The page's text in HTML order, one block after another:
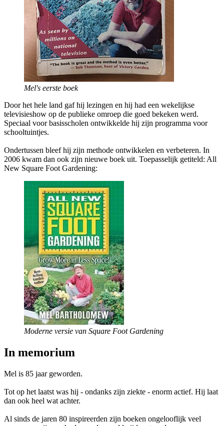
Mel's eerste boek
Door het hele land gaf hij lezingen en hij had een wekelijkse
televisieshow op de publieke omroep die goed bekeken werd.
Speciaal voor basisscholen ontwikkelde hij zijn programma voor
schooltuintjes.
Ondertussen bleef hij zijn methode ontwikkelen en verbeteren. In
2006 kwam dan ook zijn nieuwe boek uit. Toepasselijk getiteld: All
New Square Foot Gardening:
Moderne versie van Square Foot Gardening
In memorium
Mel is 85 jaar geworden.
Tot op het laatst was hij - ondanks zijn ziekte - enorm actief. Hij laat
dan ook heel wat achter.
Al sinds de jaren 80 inspireerden zijn boeken ongelooflijk veel